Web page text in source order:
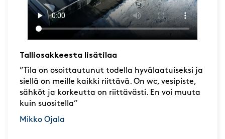
Talliosakkeesta lisätilaa
”Tila on osoittautunut todella hyvälaatuiseksi ja
siellä on meille kaikki riittävä. On wc, vesipiste,
sähköt ja korkeutta on riittävästi. En voi muuta
kuin suositella”
Mikko Ojala